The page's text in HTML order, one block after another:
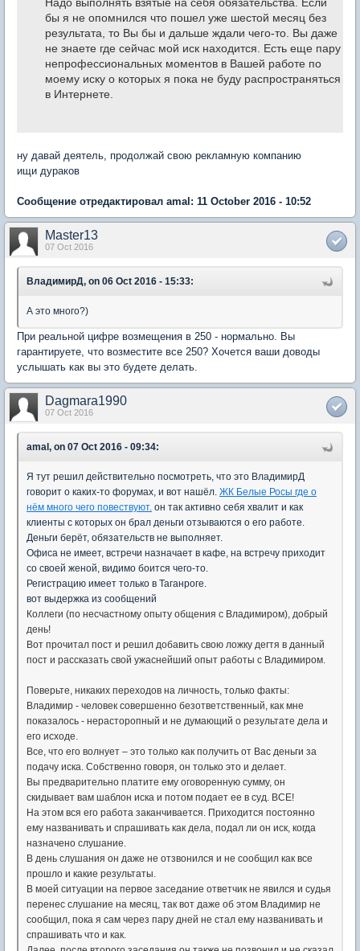
бы я не опомнился что пошел уже шестой месяц без
результата, то Вы бы и дальше ждали чего-то. Вы даже
не знаете где сейчас мой иск находится. Есть еще пару
непрофессиональных моментов в Вашей работе по
моему иску о которых я пока не буду распространяться
в Интернете.
ну давай деятель, продолжай свою рекламную компанию
ищи дураков
Сообщение отредактировал amal: 11 October 2016 - 10:52
Master13
07 Oct 2016
ВладимирД, on 06 Oct 2016 - 15:33:
А это много?)
При реальной цифре возмещения в 250 - нормально. Вы
гарантируете, что возместите все 250? Хочется ваши доводы
услышать как вы это будете делать.
Dagmara1990
07 Oct 2016
amal, on 07 Oct 2016 - 09:34:
Я тут решил действительно посмотреть, что это ВладимирД
говорит о каких-то форумах, и вот нашёл. ЖК Белые Росы где о
нём много чего повествуют. он так активно себя хвалит и как
клиенты с которых он брал деньги отзываются о его работе.
Деньги берёт, обязательств не выполняет.
Офиса не имеет, встречи назначает в кафе, на встречу приходит
со своей женой, видимо боится чего-то.
Регистрацию имеет только в Таганроге.
вот выдержка из сообщений
Коллеги (по несчастному опыту общения с Владимиром), добрый
день!
Вот прочитал пост и решил добавить свою ложку дегтя в данный
пост и рассказать свой ужаснейший опыт работы с Владимиром.
Поверьте, никаких переходов на личность, только факты:
Владимир - человек совершенно безответственный, как мне
показалось - нерасторопный и не думающий о результате дела и
его исходе.
Все, что его волнует – это только как получить от Вас деньги за
подачу иска. Собственно говоря, он только это и делает.
Вы предварительно платите ему оговоренную сумму, он
скидывает вам шаблон иска и потом подает ее в суд. ВСЕ!
На этом вся его работа заканчивается. Приходится постоянно
ему названивать и спрашивать как дела, подал ли он иск, когда
назначено слушание.
В день слушания он даже не отзвонился и не сообщил как все
прошло и какие результаты.
В моей ситуации на первое заседание ответчик не явился и судья
перенес слушание на месяц, так вот даже об этом Владимир не
сообщил, пока я сам через пару дней не стал ему названивать и
спрашивать что и как.